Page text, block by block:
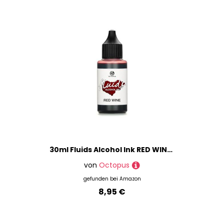
30ml Fluids Alcohol Ink RED WINE, Alkoholtinte für Fluid Art und Resin, rot
von Octopus
gefunden bei Amazon
8,95 €